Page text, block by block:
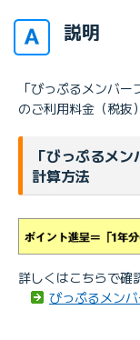
説明
「びっぷるメンバ
のご利用料金（税抜
「びっぷるメ
計算方法
詳しくはこちらで確
びっぷるメン